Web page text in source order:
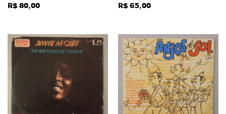
R$80,00 R$65,00